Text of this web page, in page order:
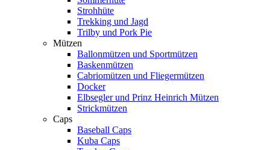
Strohhüte
Trekking und Jagd
Trilby und Pork Pie
Mützen
Ballonmützen und Sportmützen
Baskenmützen
Cabriomützen und Fliegermützen
Docker
Elbsegler und Prinz Heinrich Mützen
Strickmützen
Caps
Baseball Caps
Kuba Caps